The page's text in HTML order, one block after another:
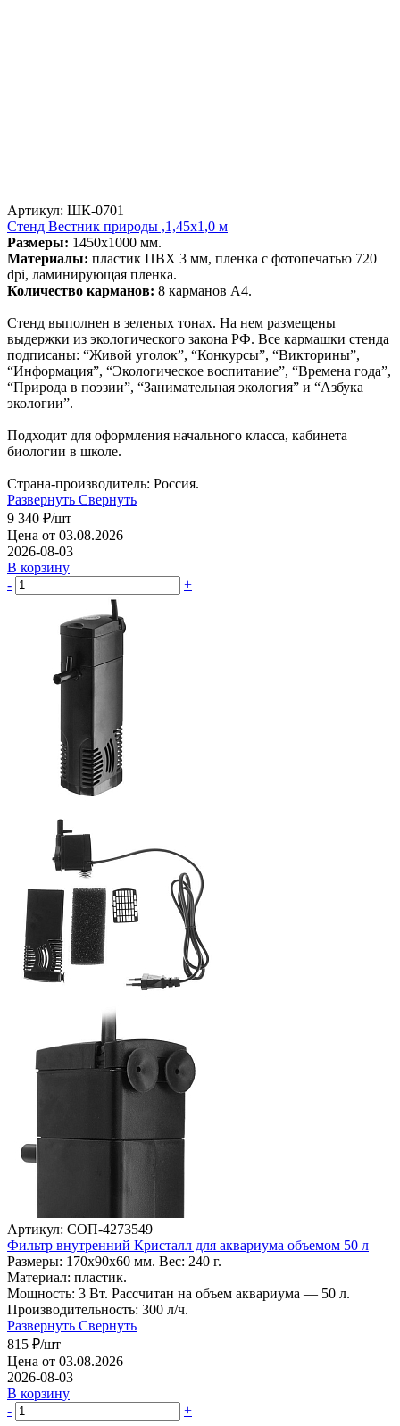
Артикул: ШК-0701
Стенд Вестник природы ,1,45х1,0 м
Размеры: 1450х1000 мм.
Материалы: пластик ПВХ 3 мм, пленка с фотопечатью 720
dpi, ламинирующая пленка.
Количество карманов: 8 карманов А4.
Стенд выполнен в зеленых тонах. На нем размещены
выдержки из экологического закона РФ. Все кармашки стенда
подписаны: “Живой уголок”, “Конкурсы”, “Викторины”,
“Информация”, “Экологическое воспитание”, “Времена года”,
“Природа в поэзии”, “Занимательная экология” и “Азбука
экологии”.
Подходит для оформления начального класса, кабинета
биологии в школе.
Страна-производитель: Россия.
Развернуть Свернуть
9 340 ₽/шт
Цена от 03.08.2026
2026-08-03
В корзину
-
+
Артикул: СОП-4273549
Фильтр внутренний Кристалл для аквариума объемом 50 л
Размеры: 170х90х60 мм. Вес: 240 г.
Материал: пластик.
Мощность: 3 Вт. Рассчитан на объем аквариума — 50 л.
Производительность: 300 л/ч.
Развернуть Свернуть
815 ₽/шт
Цена от 03.08.2026
2026-08-03
В корзину
-
+